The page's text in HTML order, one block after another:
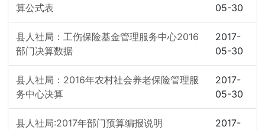
算公式表
05-30
县人社局：工伤保险基金管理服务中心2016
部门决算数据
2017-
05-30
县人社局：2016年农村社会养老保险管理服
务中心决算
2017-
05-30
县人社局:2017年部门预算编报说明
2017-